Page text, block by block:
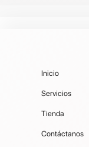
Inicio
Servicios
Tienda
Contáctanos